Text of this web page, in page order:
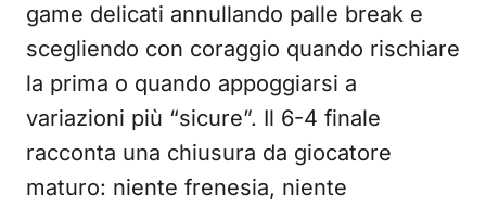
game delicati annullando palle break e
scegliendo con coraggio quando rischiare
la prima o quando appoggiarsi a
variazioni più “sicure”. Il 6-4 finale
racconta una chiusura da giocatore
maturo: niente frenesia, niente